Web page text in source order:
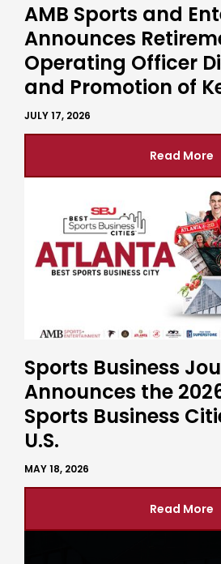
AMB Sports and
Announces
Operating Officer
and Promotion of
JULY 17, 2026
Read More
Sports Business
Announces the
Sports Business
U.S.
MAY 18, 2026
Read More